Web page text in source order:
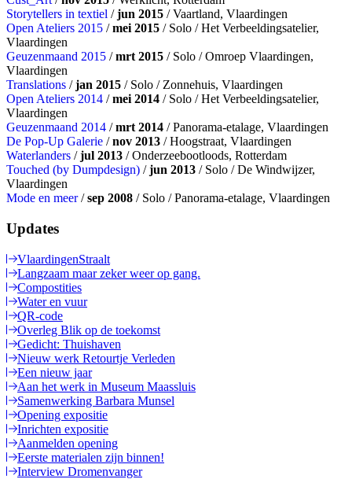
Storytellers in textiel /jun 2015 / Vaartland, Vlaardingen
Open Ateliers 2015 /mei 2015 / Solo / Het Verbeeldingsatelier,
Vlaardingen
Geuzenmaand 2015 /mrt 2015 / Solo / Omroep Vlaardingen,
Vlaardingen
Translations /jan 2015 / Solo / Zonnehuis, Vlaardingen
Open Ateliers 2014 /mei 2014 / Solo / Het Verbeeldingsatelier,
Vlaardingen
Geuzenmaand 2014 /mrt 2014 / Panorama-etalage, Vlaardingen
De Pop-Up Galerie /nov 2013 / Hoogstraat, Vlaardingen
Waterlanders /jul 2013 / Onderzeebootloods, Rotterdam
Touched (by Dumpdesign) /jun 2013 / Solo / De Windwijzer,
Vlaardingen
Mode en meer/sep 2008 / Solo / Panorama-etalage, Vlaardingen
Updates
VlaardingenStraalt
Langzaam maar zeker weer op gang.
Compostities
Water en vuur
QR-code
Overleg Blik op de toekomst
Gedicht: Thuishaven
Nieuw werk Retourtje Verleden
Een nieuw jaar
Aan het werk in Museum Maassluis
Samenwerking Barbara Munsel
Opening expositie
Inrichten expositie
Aanmelden opening
Eerste materialen zijn binnen!
Interview Dromenvanger